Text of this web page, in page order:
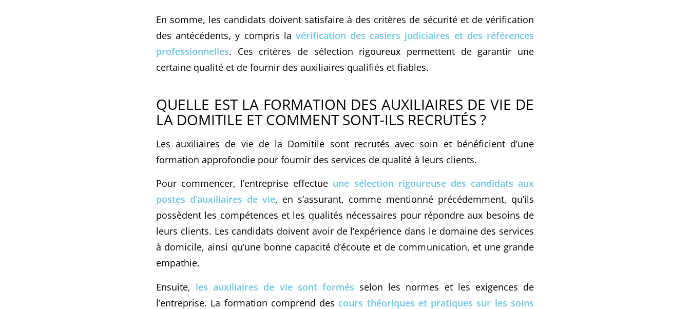
En somme, les candidats doivent satisfaire à des critères de sécurité et de vérification
des antécédents, y compris la vérification des casiers judiciaires et des références
professionnelles. Ces critères de sélection rigoureux permettent de garantir une
certaine qualité et de fournir des auxiliaires qualifiés et fiables.
QUELLE EST LA FORMATION DES AUXILIAIRES DE VIE DE
LA DOMITILE ET COMMENT SONT-ILS RECRUTÉS ?
Les auxiliaires de vie de la Domitile sont recrutés avec soin et bénéficient d’une
formation approfondie pour fournir des services de qualité à leurs clients.
Pour commencer, l’entreprise effectue une sélection rigoureuse des candidats aux
postes d’auxiliaires de vie, en s’assurant, comme mentionné précédemment, qu’ils
possèdent les compétences et les qualités nécessaires pour répondre aux besoins de
leurs clients. Les candidats doivent avoir de l’expérience dans le domaine des services
à domicile, ainsi qu’une bonne capacité d’écoute et de communication, et une grande
empathie.
Ensuite, les auxiliaires de vie sont formés selon les normes et les exigences de
l’entreprise. La formation comprend des cours théoriques et pratiques sur les soins